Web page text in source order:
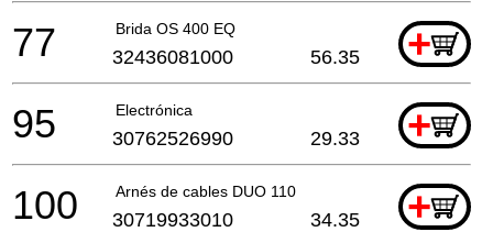
Brida OS 400 EQ +
77 32436081000 56.35
Electrónica +
95 30762526990 29.33
Arnés de cables DUO 110 +
100 30719933010 34.35